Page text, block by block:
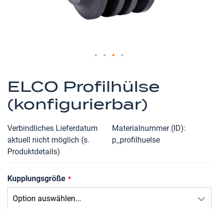
ELCO Profilhülse
(konfigurierbar)
Verbindliches Lieferdatum
aktuell nicht möglich (s.
Produktdetails)
Materialnummer (ID)
p_profilhuelse
Kupplungsgröße
Anfang
der
Bildergalerie